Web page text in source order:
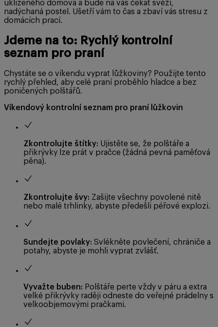
uklizeného domova a bude na vás čekat svěží,
nadýchaná postel. Ušetří vám to čas a zbaví vás stresu z
domácích prací.
Jdeme na to: Rychlý kontrolní
seznam pro praní
Chystáte se o víkendu vyprat lůžkoviny? Použijte tento
rychlý přehled, aby celé praní proběhlo hladce a bez
poničených polštářů.
Víkendový kontrolní seznam pro praní lůžkovin
Zkontrolujte štítky: Ujistěte se, že polštáře a
přikrývky lze prát v pračce (žádná pevná paměťová
pěna).
Zkontrolujte švy: Zašijte všechny povolené nitě
nebo malé trhlinky, abyste předešli péřové explozi.
Sundejte povlaky: Svlékněte povlečení, chrániče a
potahy, abyste je mohli vyprat zvlášť.
Vyvažte buben: Polštáře perte vždy v páru a extra
velké přikrývky raději odneste do veřejné prádelny s
velkoobjemovými pračkami.